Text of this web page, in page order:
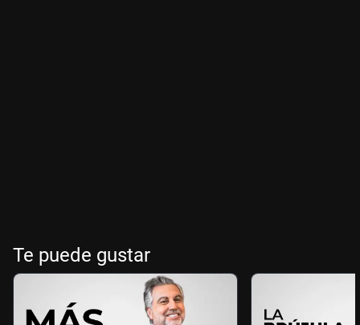
Te puede gustar